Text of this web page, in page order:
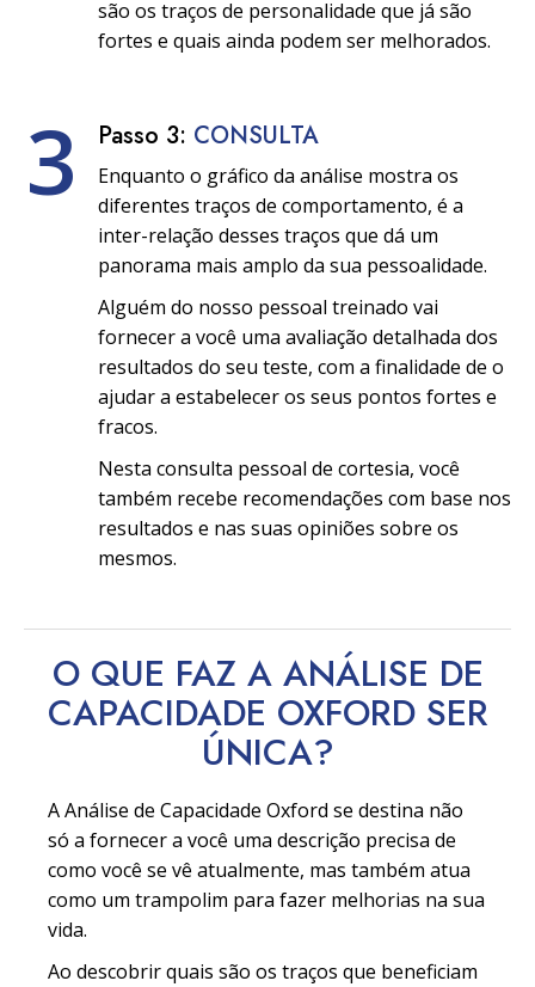
são os traços de personalidade que já são
fortes e quais ainda podem ser melhorados.
3 Passo 3: CONSULTA
Enquanto o gráfico da análise mostra os
diferentes traços de comportamento, é a
inter-relação desses traços que dá um
panorama mais amplo da sua pessoalidade.
Alguém do nosso pessoal treinado vai
fornecer a você uma avaliação detalhada dos
resultados do seu teste, com a finalidade de o
ajudar a estabelecer os seus pontos fortes e
fracos.
Nesta consulta pessoal de cortesia, você
também recebe recomendações com base nos
resultados e nas suas opiniões sobre os
mesmos.
O QUE FAZ A ANÁLISE DE
CAPACIDADE OXFORD SER
ÚNICA?
A Análise de Capacidade Oxford se destina não
só a fornecer a você uma descrição precisa de
como você se vê atualmente, mas também atua
como um trampolim para fazer melhorias na sua
vida.
Ao descobrir quais são os traços que beneficiam